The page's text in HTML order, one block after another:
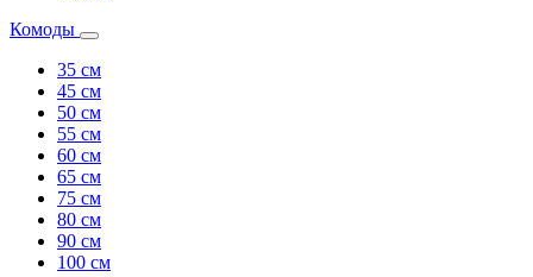
Комоды
35 см
45 см
50 см
55 см
60 см
65 см
75 см
80 см
90 см
100 см